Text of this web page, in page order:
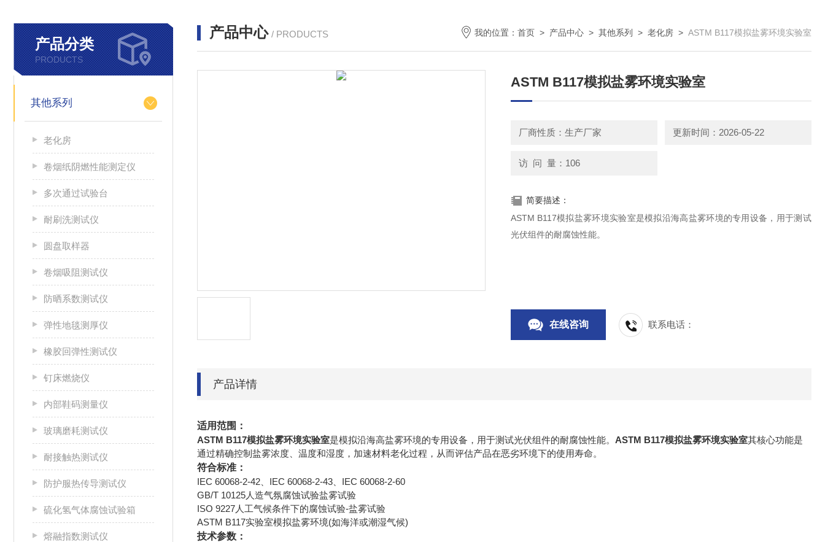
产品分类
PRODUCTS
其他系列
老化房
卷烟纸阴燃性能测定仪
多次通过试验台
耐刷洗测试仪
圆盘取样器
卷烟吸阻测试仪
防晒系数测试仪
弹性地毯测厚仪
橡胶回弹性测试仪
钉床燃烧仪
内部鞋码测量仪
玻璃磨耗测试仪
耐接触热测试仪
防护服热传导测试仪
硫化氢气体腐蚀试验箱
熔融指数测试仪
产品中心 / PRODUCTS 我的位置： 首页 > 产品中心 > 其他系列 > 老化房 > ASTM B117模拟盐雾环境实验室
ASTM B117模拟盐雾环境实验室
厂商性质：生产厂家 更新时间：2026-05-22
访 问 量：106
简要描述：
ASTM B117模拟盐雾环境实验室是模拟沿海高盐雾环境的专用设备，用于测试
光伏组件的耐腐蚀性能。
在线咨询 联系电话：
产品详情
适用范围：
ASTM B117模拟盐雾环境实验室是模拟沿海高盐雾环境的专用设备，用于测试光伏组件的耐腐蚀性能。 ASTM B117模拟盐雾环境实验室其核心功能是
通过精确控制盐雾浓度、温度和湿度，加速材料老化过程，从而评估产品在恶劣环境下的使用寿命。
符合标准：
IEC 60068-2-42、IEC 60068-2-43、IEC 60068-2-60
GB/T 10125人造气氛腐蚀试验盐雾试验
ISO 9227人工气候条件下的腐蚀试验-盐雾试验
ASTM B117实验室模拟盐雾环境(如海洋或潮湿气候)
技术参数：